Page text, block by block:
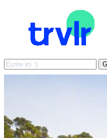
Search
for: